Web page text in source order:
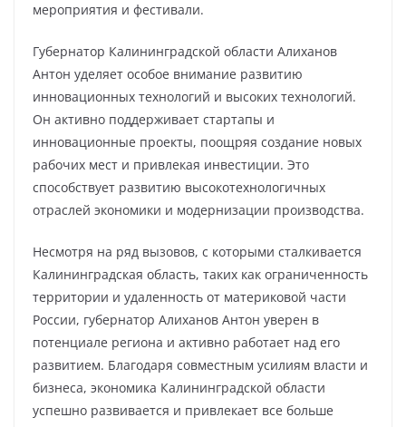
мероприятия и фестивали.
Губернатор Калининградской области Алиханов
Антон уделяет особое внимание развитию
инновационных технологий и высоких технологий.
Он активно поддерживает стартапы и
инновационные проекты, поощряя создание новых
рабочих мест и привлекая инвестиции. Это
способствует развитию высокотехнологичных
отраслей экономики и модернизации производства.
Несмотря на ряд вызовов, с которыми сталкивается
Калининградская область, таких как ограниченность
территории и удаленность от материковой части
России, губернатор Алиханов Антон уверен в
потенциале региона и активно работает над его
развитием. Благодаря совместным усилиям власти и
бизнеса, экономика Калининградской области
успешно развивается и привлекает все больше